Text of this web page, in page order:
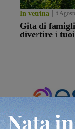
In vetrina 6
Gita di
divertire i